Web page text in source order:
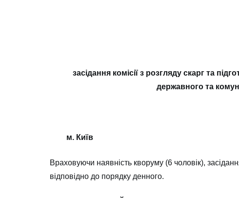
засідання комісії з розгляду скарг та
державного та
м. Київ
Враховуючи наявність кворуму (6 чоловік),
відповідно до порядку денного.